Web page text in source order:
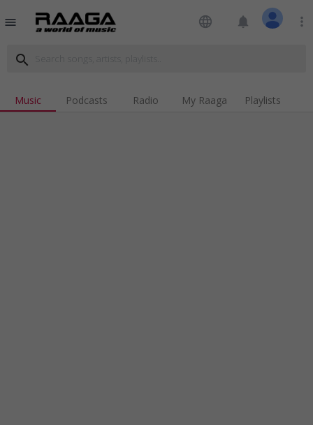
menu language notifications more_vert
search
Music Podcasts Radio My Raaga Playlists